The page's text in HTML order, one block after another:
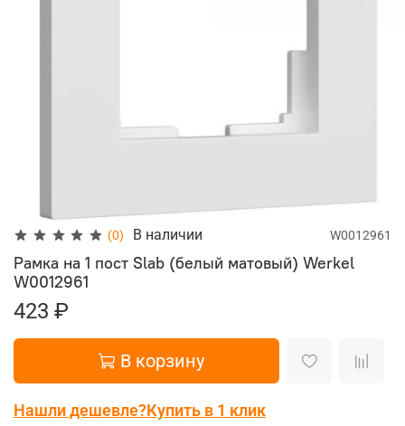
(0) В наличии W0012961
Рамка на 1 пост Slab (белый матовый) Werkel
W0012961
423 ₽
В корзину
Нашли дешевле?Купить в 1 клик